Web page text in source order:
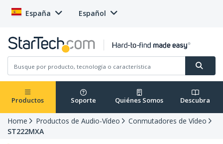
España Español
Productos Soporte Quiénes Somos Descubra
Home Productos de Audio-Vídeo
Conmutadores de Vídeo
ST222MXA